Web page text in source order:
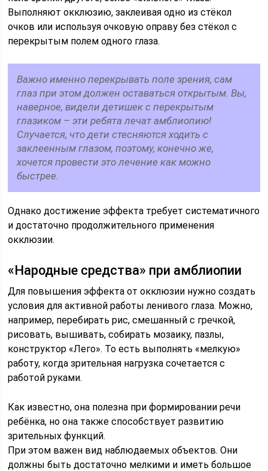
Выполняют окклюзию, заклеивая одно из стёкол
очков или используя очковую оправу без стёкол с
перекрытым полем одного глаза.
Важно именно перекрывать поле зрения, сам
глаз при этом должен оставаться открытым. Вы,
наверное, видели детишек с перекрытым
глазиком – эти ребята лечат амблиопию!
Случается, что дети стесняются ходить с
заклеенным глазом, поэтому, конечно же,
хочется провести это лечение как можно
быстрее.
Однако достижение эффекта требует систематичного
и достаточно продолжительного применения
окклюзии.
«Народные средства» при амблиопии
Для повышения эффекта от окклюзии нужно создать
условия для активной работы ленивого глаза. Можно,
например, перебирать рис, смешанный с гречкой,
рисовать, вышивать, собирать мозаику, пазлы,
конструктор «Лего». То есть выполнять «мелкую»
работу, когда зрительная нагрузка сочетается с
работой руками.
Как известно, она полезна при формировании речи
ребёнка, но она также способствует развитию
зрительных функций.
При этом важен вид наблюдаемых объектов. Они
должны быть достаточно мелкими и иметь большое